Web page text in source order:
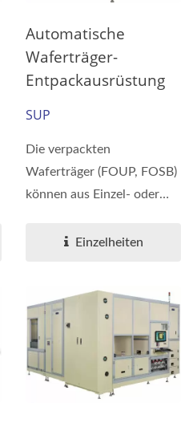
Automatische
Waferträger-
Entpackausrüstung
SUP
Die verpackten
Waferträger (FOUP, FOSB)
können aus Einzel- oder
entnommen...Einzelheiten